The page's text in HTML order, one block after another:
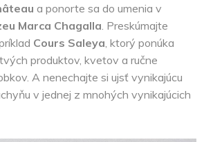
a ponorte sa do umenia v
Marca Chagalla . Preskúmajte
Cours Saleya , ktorý ponúka
produktov, kvetov a ručne
A nenechajte si ujsť vynikajúcu
v jednej z mnohých vynikajúcich